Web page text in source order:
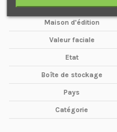
Périodicité
Maison d'édition
Valeur faciale
Etat
Boîte de stockage
Pays
Catégorie